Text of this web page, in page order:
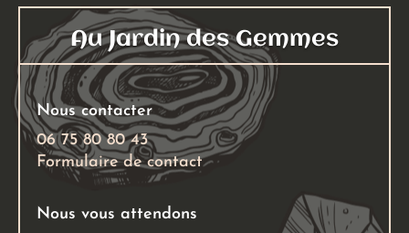
être
choisies
sur
la
page
du
produit
choisies
Au Jardin des Gemmes
Nous contacter
06 75 80 80 43
Formulaire de contact
Nous vous attendons